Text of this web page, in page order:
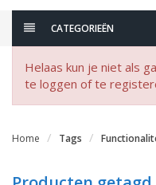
CATEGORIEËN
Helaas kun je niet als
te loggen of te
Home Tags